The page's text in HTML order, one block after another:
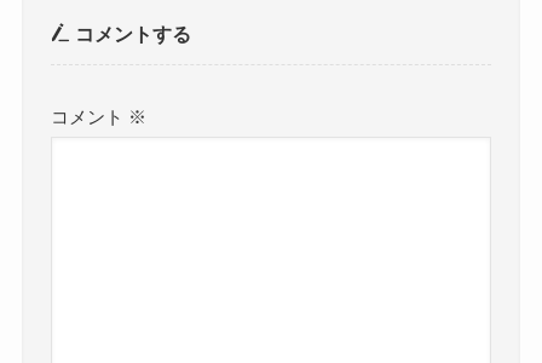
コメントする
コメント ※